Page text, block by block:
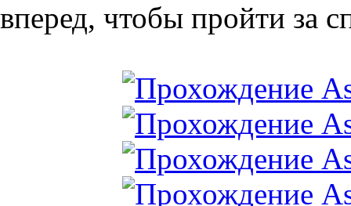
вперед, чтобы пройти за